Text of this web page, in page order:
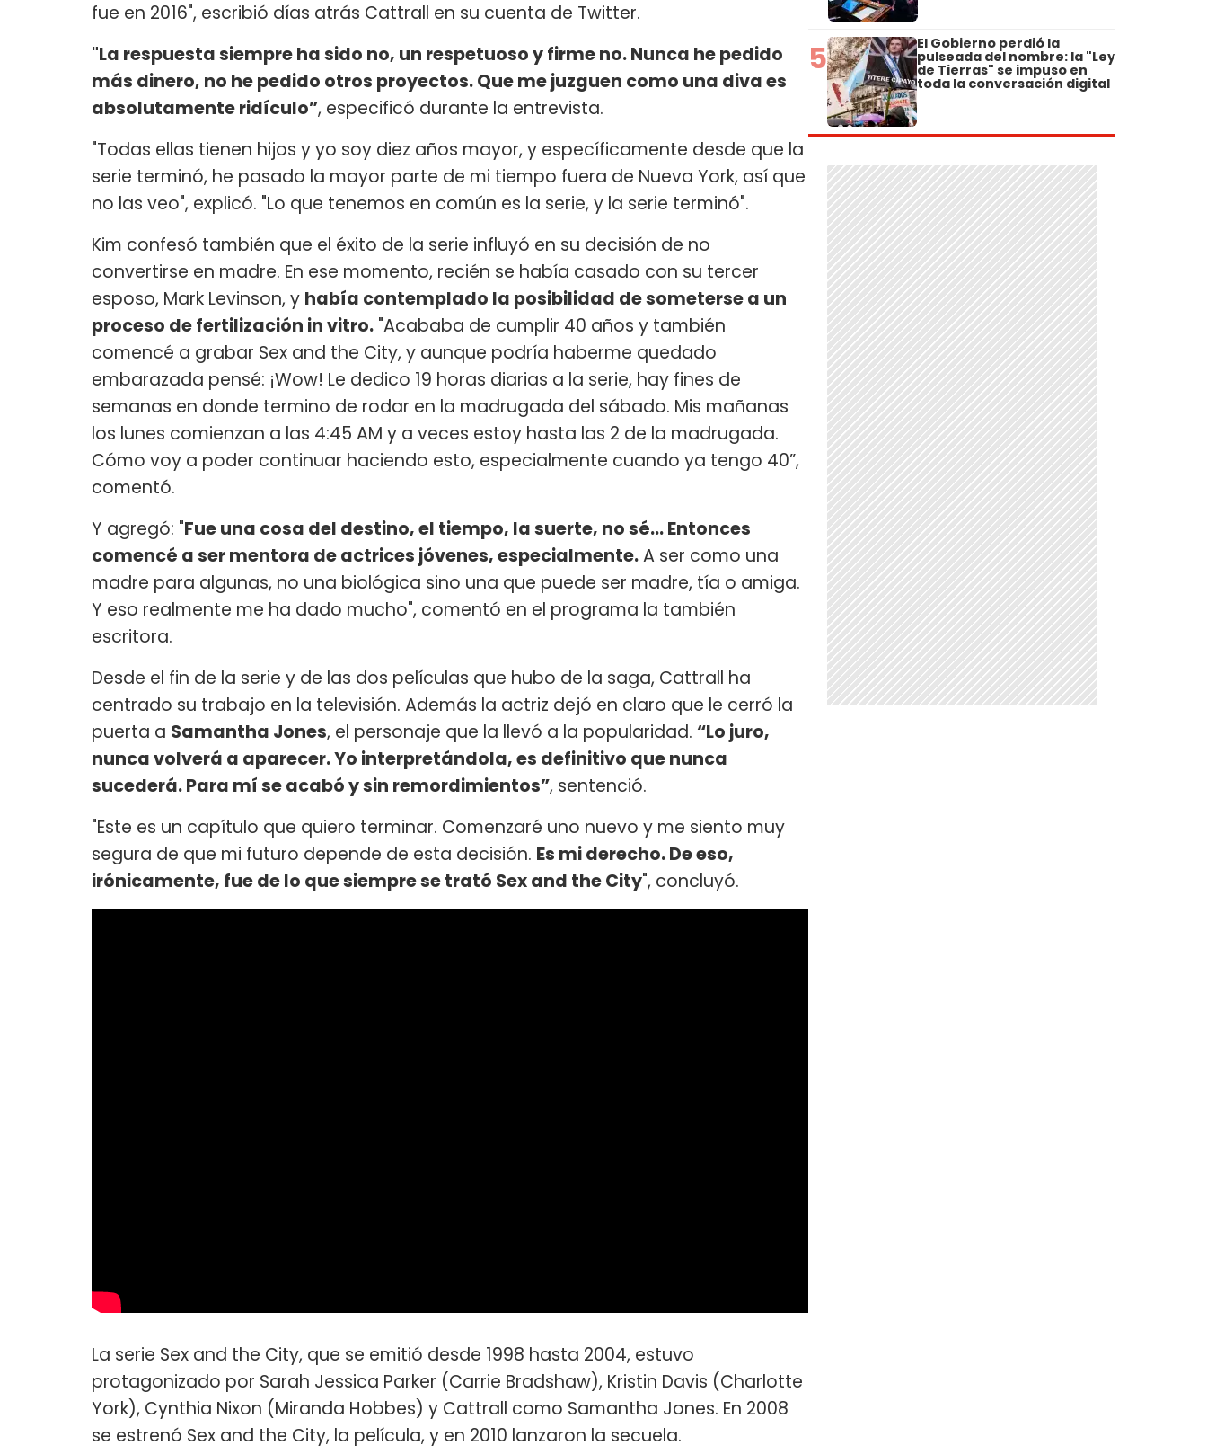
fue en 2016", escribió días atrás Cattrall en su cuenta de Twitter.
"La respuesta siempre ha sido no, un respetuoso y firme no. Nunca he pedido
más dinero, no he pedido otros proyectos. Que me juzguen como una diva es
absolutamente ridículo”, especificó durante la entrevista.
"Todas ellas tienen hijos y yo soy diez años mayor, y específicamente desde que la
serie terminó, he pasado la mayor parte de mi tiempo fuera de Nueva York, así que
no las veo", explicó. "Lo que tenemos en común es la serie, y la serie terminó".
Kim confesó también que el éxito de la serie influyó en su decisión de no
convertirse en madre. En ese momento, recién se había casado con su tercer
esposo, Mark Levinson, y había contemplado la posibilidad de someterse a un
proceso de fertilización in vitro. "Acababa de cumplir 40 años y también
comencé a grabar Sex and the City, y aunque podría haberme quedado
embarazada pensé: ¡Wow! Le dedico 19 horas diarias a la serie, hay fines de
semanas en donde termino de rodar en la madrugada del sábado. Mis mañanas
los lunes comienzan a las 4:45 AM y a veces estoy hasta las 2 de la madrugada.
Cómo voy a poder continuar haciendo esto, especialmente cuando ya tengo 40”,
comentó.
Y agregó: "Fue una cosa del destino, el tiempo, la suerte, no sé... Entonces
comencé a ser mentora de actrices jóvenes, especialmente.A ser como una
madre para algunas, no una biológica sino una que puede ser madre, tía o amiga.
Y eso realmente me ha dado mucho", comentó en el programa la también
escritora.
Desde el fin de la serie y de las dos películas que hubo de la saga, Cattrall ha
centrado su trabajo en la televisión. Además la actriz dejó en claro que le cerró la
puerta a Samantha Jones, el personaje que la llevó a la popularidad. “Lo juro,
nunca volverá a aparecer. Yo interpretándola, es definitivo que nunca
sucederá. Para mí se acabó y sin remordimientos”, sentenció.
"Este es un capítulo que quiero terminar. Comenzaré uno nuevo y me siento muy
segura de que mi futuro depende de esta decisión. Es mi derecho. De eso,
irónicamente, fue de lo que siempre se trató Sex and the City", concluyó.
La serie Sex and the City, que se emitió desde 1998 hasta 2004, estuvo
protagonizado por Sarah Jessica Parker (Carrie Bradshaw), Kristin Davis (Charlotte
York), Cynthia Nixon (Miranda Hobbes) y Cattrall como Samantha Jones. En 2008
se estrenó Sex and the City, la película, y en 2010 lanzaron la secuela.
5 El Gobierno perdió la
pulseada del nombre: la "Ley
de Tierras" se impuso en
toda la conversación digital